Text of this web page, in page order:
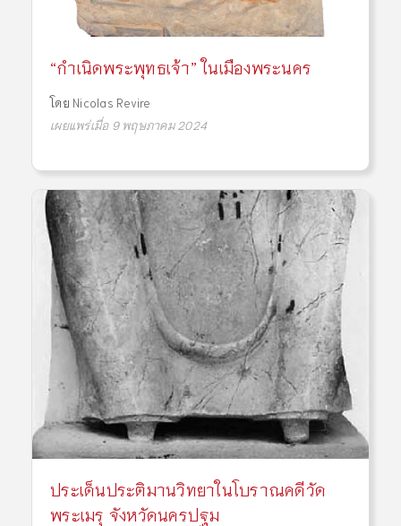
“กำเนิดพระพุทธเจ้า” ในเมืองพระนคร
โดย Nicolas Revire
เผยแพร่เมื่อ 9 พฤษภาคม 2024
ประเด็นประติมานวิทยาในโบราณคดีวัด
พระเมรุ จังหวัดนครปฐม